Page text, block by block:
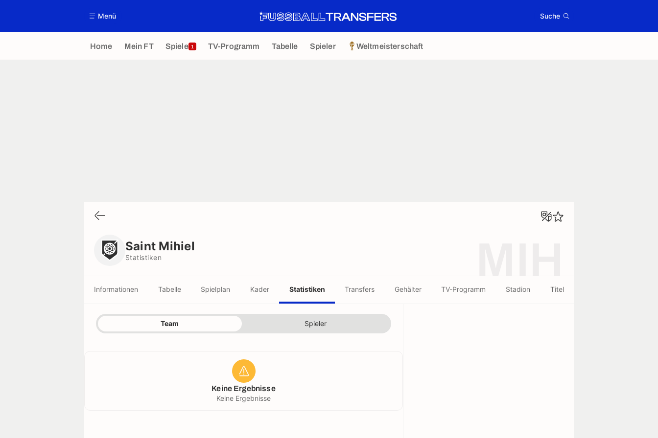
Menü Suche
Home Mein FT Spiele 1 TV-Programm Tabelle Spieler Weltmeisterschaft
Saint Mihiel
Statistiken
Informationen Tabelle Spielplan Kader Statistiken Transfers Gehälter TV-Programm Stadion Titel
Team Spieler
Keine Ergebnisse
Keine Ergebnisse